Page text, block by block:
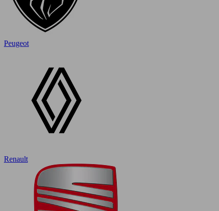
Peugeot
Renault